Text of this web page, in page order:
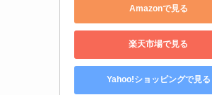
Amazonで見る
楽天市場で見る
Yahoo!ショッピングで見る